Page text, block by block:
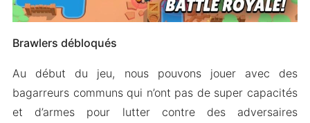
Brawlers débloqués
Au début du jeu, nous pouvons jouer avec des
bagarreurs communs qui n’ont pas de super capacités
et d’armes pour lutter contre des adversaires